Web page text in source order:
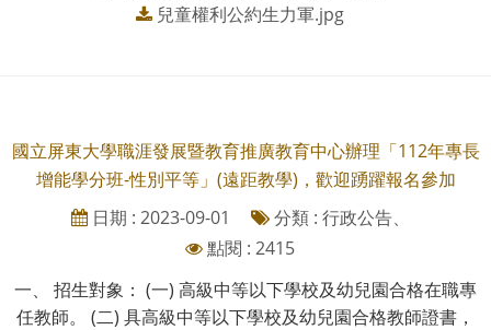
兒童權利公約生力軍.jpg
國立屏東大學職涯發展暨教育推廣教育中心辦理「112年專長
增能學分班-性別平等」(遠距教學)，歡迎踴躍報名參加
日期 : 2023-09-01
分類 : 行政公告、
點閱 : 2415
一、 招生對象： (一) 高級中等以下學校及幼兒園合格在職專
任教師。 (二) 具高級中等以下學校及幼兒園合格教師證書，